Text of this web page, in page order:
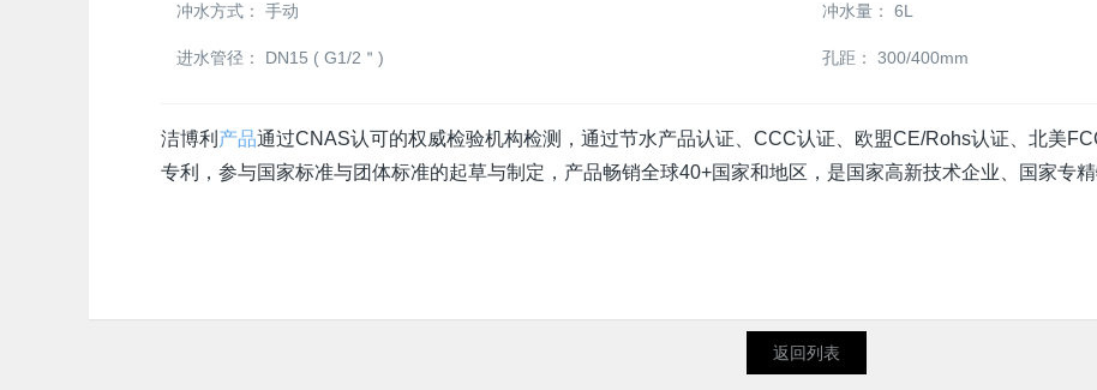
冲水方式： 手动 冲水量： 6L
进水管径： DN15 ( G1/2＂) 孔距： 300/400mm
洁博利 产品通过CNAS认可的权威检验机构检测，通过节水产品认证、CCC认证、欧盟CE/Rohs认证、北美
专利，参与国家标准与团体标准的起草与制定，产品畅销全球40+国家和地区，是国家高新技术企业、国家专
返回列表